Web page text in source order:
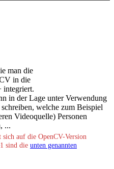
man die
in die
integriert.
in der Lage unter Verwendung
welche zum Beispiel
Videoquelle) Personen
...
sich auf die OpenCV-Version
sind die unten genannten